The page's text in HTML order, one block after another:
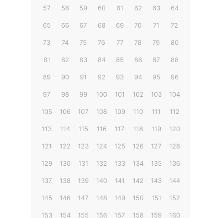
57 58 59 60 61 62 63 64
65 66 67 68 69 70 71 72
73 74 75 76 77 78 79 80
81 82 83 84 85 86 87 88
89 90 91 92 93 94 95 96
97 98 99 100 101 102 103 104
105 106 107 108 109 110 111 112
113 114 115 116 117 118 119 120
121 122 123 124 125 126 127 128
129 130 131 132 133 134 135 136
137 138 139 140 141 142 143 144
145 146 147 148 149 150 151 152
153 154 155 156 157 158 159 160